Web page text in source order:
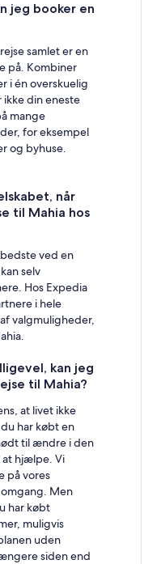
jeg booker en
samlet er en
på. Kombiner
i én overskuelig
ikke din eneste
mange
for eksempel
og byhuse.
når
til Mahia hos
ved en
selv
Hos Expedia
i hele
valgmuligheder,
kan jeg
til Mahia?
at livet ikke
har købt en
til ændre i den
at hjælpe. Vi
på vores
Men
har købt
muligvis
uden
siden end